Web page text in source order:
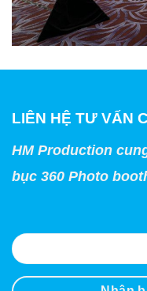
LIÊN HỆ TƯ VẤN
HM Production
bục 360 Photo